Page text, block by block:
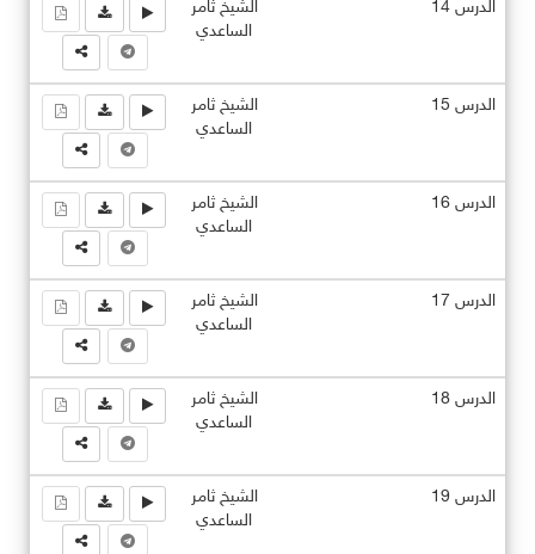
الدرس 14
الشيخ ثامر
الساعدي
الدرس 15
الشيخ ثامر
الساعدي
الدرس 16
الشيخ ثامر
الساعدي
الدرس 17
الشيخ ثامر
الساعدي
الدرس 18
الشيخ ثامر
الساعدي
الدرس 19
الشيخ ثامر
الساعدي